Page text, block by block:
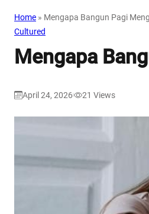
Home » Mengapa Bangun Pagi
Cultured
Mengapa
April 24, 2026 21 Views